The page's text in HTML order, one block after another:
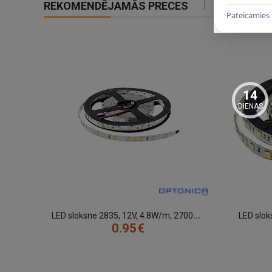
REKOMENDĒJAMĀS PRECES
L
ED sloksne 2835, 12V, 4.8W/m, 2700K, IP20
0.95€
14
DIENAS